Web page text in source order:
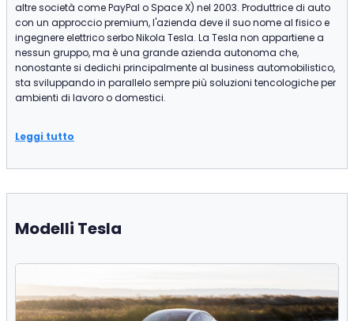
altre società come PayPal o Space X) nel 2003. Produttrice di auto
con un approccio premium, l'azienda deve il suo nome al fisico e
ingegnere elettrico serbo Nikola Tesla. La Tesla non appartiene a
nessun gruppo, ma è una grande azienda autonoma che,
nonostante si dedichi principalmente al business automobilistico,
sta sviluppando in parallelo sempre più soluzioni tencologiche per
ambienti di lavoro o domestici.
Leggi tutto
Modelli Tesla